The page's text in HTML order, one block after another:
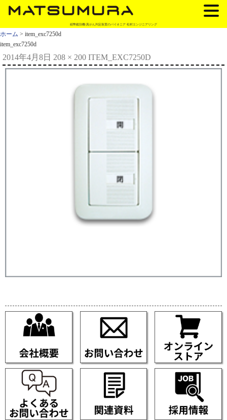
紙幣鑑別機/真がん判定装置のパイオニア 松村エンジニアリング
ホーム > item_exc7250d
item_exc7250d
2014年4月8日 208 × 200 ITEM_EXC7250D